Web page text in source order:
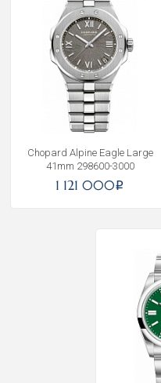
Chopard Alpine Eagle Large
41mm 298600-3000
1 121 000i